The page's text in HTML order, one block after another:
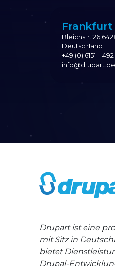
Frankfurt
Bleichstr. 26
Deutschland
+49 (0) 6151 –
info@drupart.de
Drupart ist eine
mit Sitz in
bietet
Drupal-